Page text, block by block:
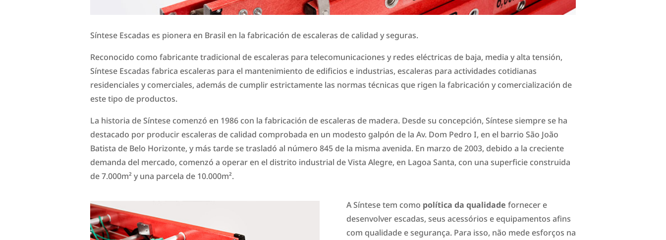
Síntese Escadas es pionera en Brasil en la fabricación de escaleras de calidad y seguras.
Reconocido como fabricante tradicional de escaleras para telecomunicaciones y redes eléctricas de baja, media y alta tensión,
Síntese Escadas fabrica escaleras para el mantenimiento de edificios e industrias, escaleras para actividades cotidianas
residenciales y comerciales, además de cumplir estrictamente las normas técnicas que rigen la fabricación y comercialización de
este tipo de productos.
La historia de Síntese comenzó en 1986 con la fabricación de escaleras de madera. Desde su concepción, Síntese siempre se ha
destacado por producir escaleras de calidad comprobada en un modesto galpón de la Av. Dom Pedro I, en el barrio São João
Batista de Belo Horizonte, y más tarde se trasladó al número 845 de la misma avenida. En marzo de 2003, debido a la creciente
demanda del mercado, comenzó a operar en el distrito industrial de Vista Alegre, en Lagoa Santa, con una superficie construida
de 7.000m² y una parcela de 10.000m².
A Síntese tem como política da qualidade fornecer e
desenvolver escadas, seus acessórios e equipamentos afins
com qualidade e segurança. Para isso, não mede esforços na